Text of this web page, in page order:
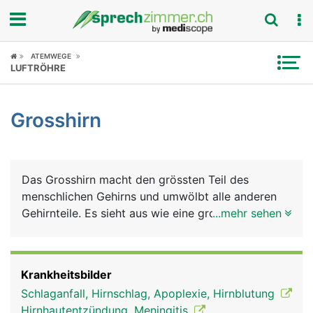
Fokus
Symptome
News
Rubriken
ATEMWEGE
LUFTRÖHRE
Grosshirn
Das Grosshirn macht den grössten Teil des
menschlichen Gehirns und umwölbt alle anderen
Gehirnteile. Es sieht aus wie eine grosse, faltige
Informationsaustausch zwischen beiden
Hirnhälften stattfindet. Die rechte Hirnhälfte
...mehr sehen
Krankheitsbilder
Schlaganfall, Hirnschlag, Apoplexie, Hirnblutung
Hirnhautentzündung, Meningitis